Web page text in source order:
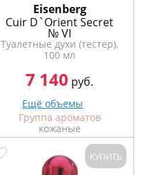
Eisenberg
Cuir D`Orient Secret
№ VI
Туалетные духи (тестер),
100 мл
7 140 руб.
Ещё объемы
Группа ароматов
кожаные
КУПИТЬ